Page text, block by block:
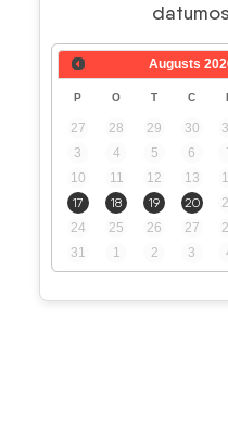
datumos
Augusts
P O T C
27 28 29 30
3
4 5 6
10
11 12 13
17
18 19 20
24
25 26 27
31
1 2 3